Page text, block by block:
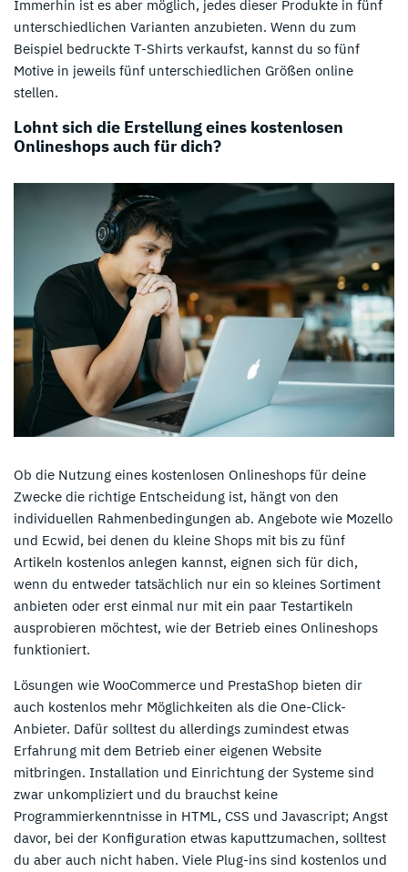
Immerhin ist es aber möglich, jedes dieser Produkte in fünf
unterschiedlichen Varianten anzubieten. Wenn du zum
Beispiel bedruckte T-Shirts verkaufst, kannst du so fünf
Motive in jeweils fünf unterschiedlichen Größen online
stellen.
Lohnt sich die Erstellung eines kostenlosen
Onlineshops auch für dich?
Ob die Nutzung eines kostenlosen Onlineshops für deine
Zwecke die richtige Entscheidung ist, hängt von den
individuellen Rahmenbedingungen ab. Angebote wie Mozello
und Ecwid, bei denen du kleine Shops mit bis zu fünf
Artikeln kostenlos anlegen kannst, eignen sich für dich,
wenn du entweder tatsächlich nur ein so kleines Sortiment
anbieten oder erst einmal nur mit ein paar Testartikeln
ausprobieren möchtest, wie der Betrieb eines Onlineshops
funktioniert.
Lösungen wie WooCommerce und PrestaShop bieten dir
auch kostenlos mehr Möglichkeiten als die One-Click-
Anbieter. Dafür solltest du allerdings zumindest etwas
Erfahrung mit dem Betrieb einer eigenen Website
mitbringen. Installation und Einrichtung der Systeme sind
zwar unkompliziert und du brauchst keine
Programmierkenntnisse in HTML, CSS und Javascript; Angst
davor, bei der Konfiguration etwas kaputtzumachen, solltest
du aber auch nicht haben. Viele Plug-ins sind kostenlos und